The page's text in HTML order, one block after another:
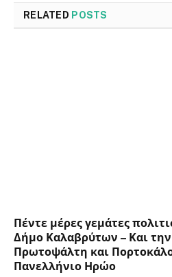
RELATED POSTS
Πέντε μέρες γεμάτες
Δήμο Καλαβρύτων – Και
Πρωτοψάλτη και
Πανελλήνιο Ηρώο